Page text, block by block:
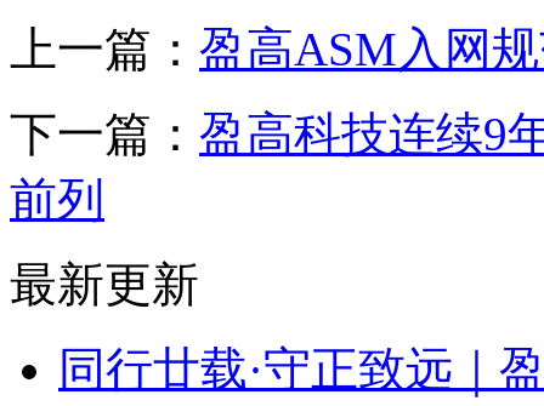
上一篇： 盈高ASM入网
下一篇： 盈高科技连续9
前列
最新更新
同行廿载·守正致远｜